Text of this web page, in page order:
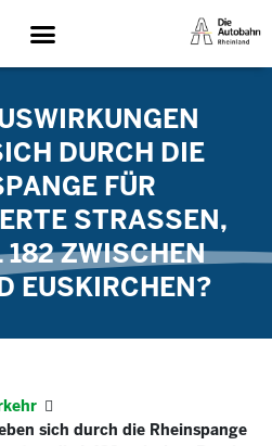
DURCH DIE
FÜR
STRASSEN, E
ZWISCHEN B
sich durch die Rheinspange